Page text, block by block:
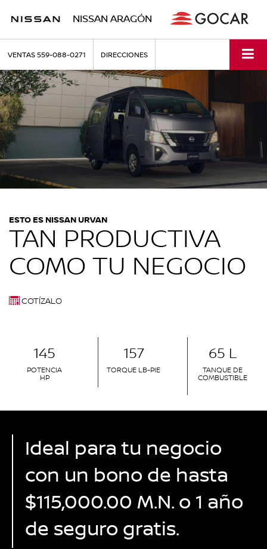
NISSAN ARAGÓN
VENTAS559-088-0271 DIRECCIONES
ESTO ES NISSAN URVAN
TAN PRODUCTIVA
COMO TU NEGOCIO
COTÍZALO
145
POTENCIA
HP
157
TORQUE LB-PIE
65 L
TANQUE DE
COMBUSTIBLE
Ideal para tu negocio
con un bono de hasta
$115,000.00 M.N. o 1 año
de seguro gratis.